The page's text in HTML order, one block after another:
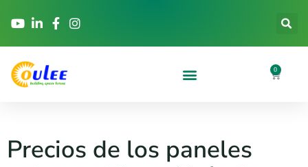
0
Precios de los paneles